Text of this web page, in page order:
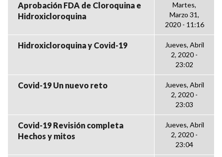
Aprobación FDA de Cloroquina e
Hidroxicloroquina
Martes,
Marzo 31,
2020 - 11:16
Hidroxicloroquina y Covid-19
Jueves, Abril
2, 2020 -
23:02
Covid-19 Un nuevo reto
Jueves, Abril
2, 2020 -
23:03
Covid-19 Revisión completa
Hechos y mitos
Jueves, Abril
2, 2020 -
23:04